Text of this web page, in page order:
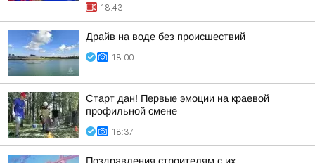
18:43
Драйв на воде без происшествий
18:00
Старт дан! Первые эмоции на краевой
профильной смене
18:37